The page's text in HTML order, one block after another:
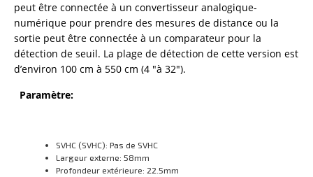
peut être connectée à un convertisseur analogique-
numérique pour prendre des mesures de distance ou la
sortie peut être connectée à un comparateur pour la
détection de seuil. La plage de détection de cette version est
d’environ 100 cm à 550 cm (4 "à 32").
Paramètre:
SVHC (SVHC): Pas de SVHC
Largeur externe: 58mm
Profondeur extérieure: 22.5mm